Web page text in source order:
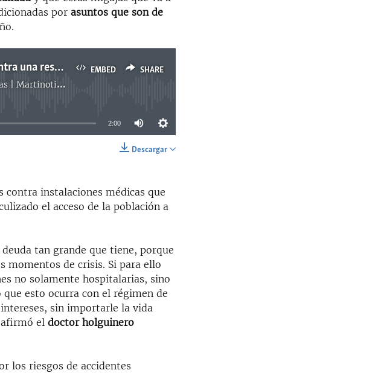
porasuntos que son de
EMBED SHARE
Cuba vota contra una resolución que ordena cesar los ataques contra instalaciones de salud ucranianas
available
2:00
Descargar
contra instalaciones médicas que
el acceso de la población a
tan grande que tiene, porque
momentos de crisis. Si para ello
no solamente hospitalarias, sino
esto ocurra con el régimen de
sin importarle la vida
afirmó eldoctor holguinero
los riesgos de accidentes